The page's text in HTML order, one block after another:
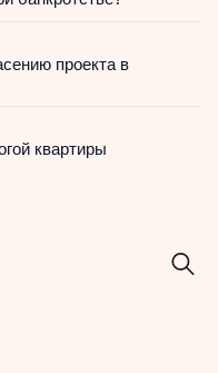
проекта в
квартиры